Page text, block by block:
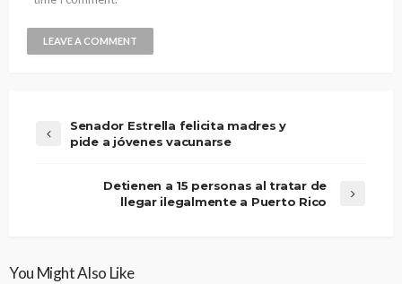
Senador Estrella felicita madres y
pide a jóvenes vacunarse
Detienen a 15 personas al tratar de
llegar ilegalmente a Puerto Rico
You Might Also Like